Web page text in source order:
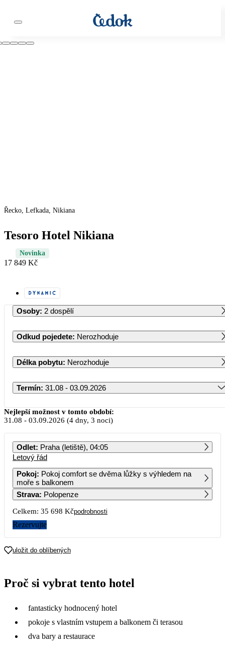
Řecko, Lefkada, Nikiana
Tesoro Hotel Nikiana
Novinka
17 849 Kč
Osoby: 2 dospělí
Odkud pojedete: Nerozhoduje
Délka pobytu: Nerozhoduje
Termín: 31.08 - 03.09.2026
Srpen 2026
PO ÚT ST ČT PÁ SO NE
3 4 5 6 7 8 9
10 11 12
17 18 19 20 21 22 23
Nejlepší možnost v tomto období:
31.08 - 03.09.2026 (4 dny, 3 noci)
Odlet: Praha (letiště), 04:05
Letový řád
Pokoj: Pokoj comfort se dvěma lůžky s výhledem na
moře s balkonem
Strava: Polopenze
Celkem: 35 698 Kčpodrobnosti
Rezervujte
uložit do oblíbených
Proč si vybrat tento hotel
fantasticky hodnocený hotel
pokoje s vlastním vstupem a balkonem či terasou
dva bary a restaurace